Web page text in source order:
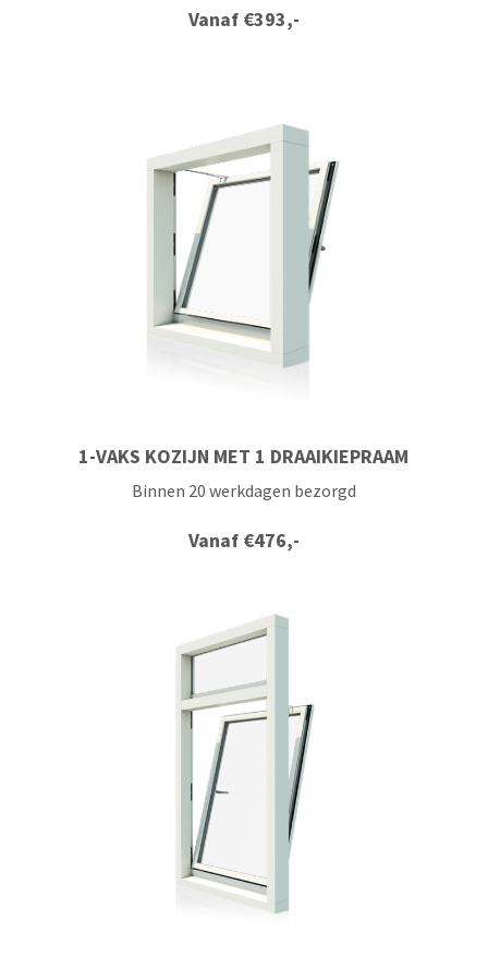
Vanaf €393,-
1-VAKS KOZIJN MET 1 DRAAIKIEPRAAM
Vanaf €476,-
Binnen 20 werkdagen bezorgd